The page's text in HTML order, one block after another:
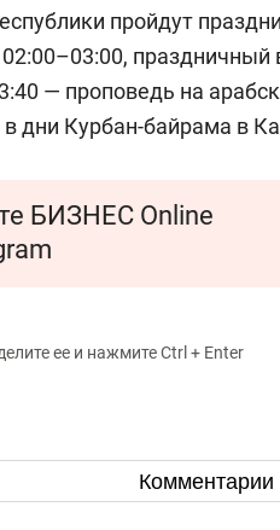
пройдут
праздничный
— проповедь на
дни Курбан-байрама в
БИЗНЕС Online
ее и нажмите Ctrl + Enter
Комментарии